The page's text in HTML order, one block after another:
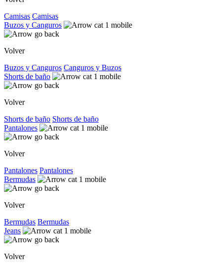
Camisas Camisas
Buzos y Canguros
Volver
Buzos y Canguros Canguros y Buzos
Shorts de baño
Volver
Shorts de baño Shorts de baño
Pantalones
Volver
Pantalones Pantalones
Bermudas
Volver
Bermudas Bermudas
Jeans
Volver